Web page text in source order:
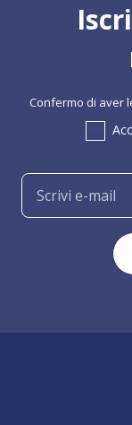
Confermo di aver